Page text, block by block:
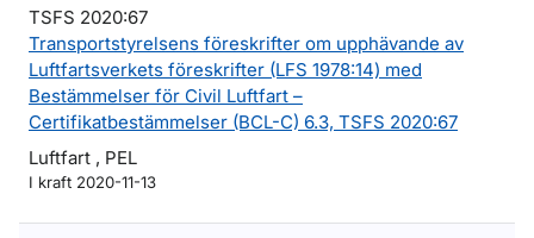
TSFS 2020:67
Transportstyrelsens föreskrifter om upphävande av
Luftfartsverkets föreskrifter (LFS 1978:14) med
Bestämmelser för Civil Luftfart –
Certifikatbestämmelser (BCL-C) 6.3, TSFS 2020:67
Luftfart , PEL
I kraft 2020-11-13